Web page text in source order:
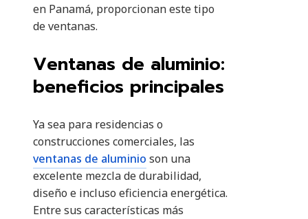
en Panamá, proporcionan este tipo
de ventanas.
Ventanas de aluminio:
beneficios principales
Ya sea para residencias o
construcciones comerciales, las
ventanas de aluminio son una
excelente mezcla de durabilidad,
diseño e incluso eficiencia energética.
Entre sus características más